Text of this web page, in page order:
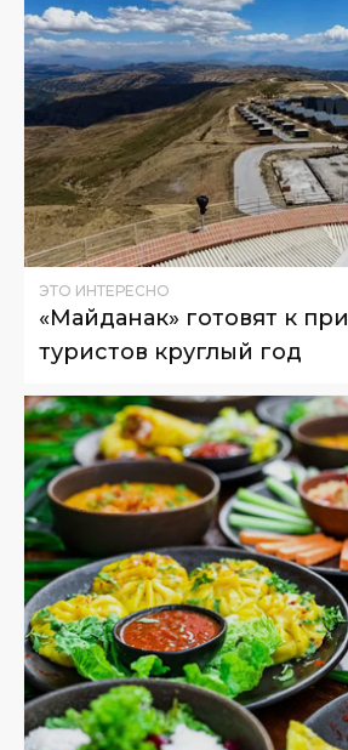
ЭТО ИНТЕРЕСНО
«Майданак» готовят к
туристов круглый год